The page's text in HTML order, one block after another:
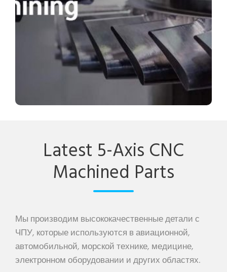
Изготовленные на заказ 1-100000 шт.
сложные детали с ЧПУ
Заводская более низкая цена и быстрая
доставка
Получите бесплатную цитату сейчас
Latest 5-Axis CNC
Machined Parts
Мы производим высококачественные детали с
ЧПУ, которые используются в авиационной,
автомобильной, морской технике, медицине,
электронном оборудовании и других областях.